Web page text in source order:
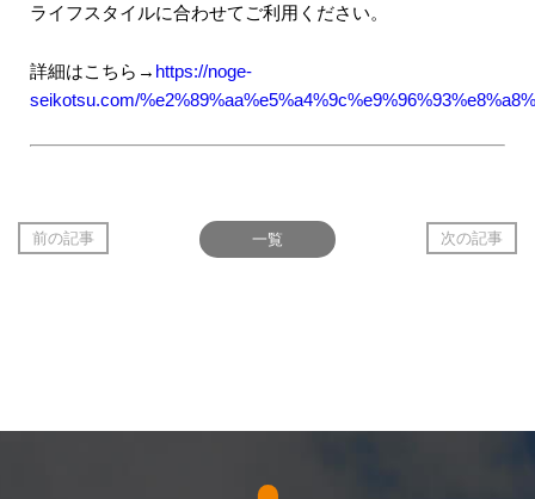
ライフスタイルに合わせてご利用ください。
詳細はこちら→ https://noge-
seikotsu.com/
前の記事 一覧 次の記事